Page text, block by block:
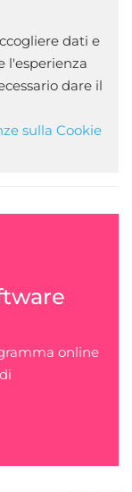
dati e
l'esperienza
dare il
sulla Cookie
online